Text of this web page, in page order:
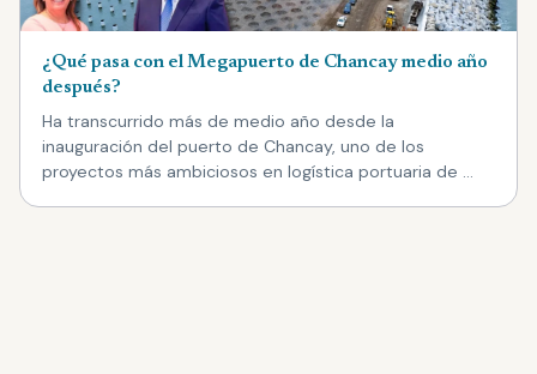
¿Qué pasa con el Megapuerto de Chancay medio año
después?
Ha transcurrido más de medio año desde la
inauguración del puerto de Chancay, uno de los
proyectos más ambiciosos en logística portuaria de …